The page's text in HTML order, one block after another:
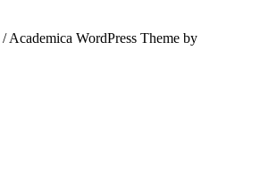
/ Academica WordPress Theme by